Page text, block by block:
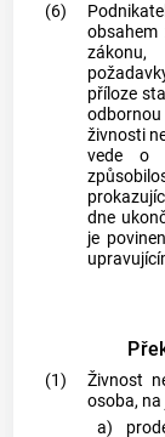
(6)
obsahem
zákonu,
příloze
živnosti
vede o
dne
je
(1) Živnost
osoba, na
a)